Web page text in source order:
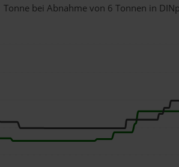
bei Abnahmevon 6 Tonnen in